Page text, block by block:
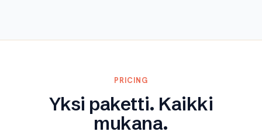
PRICING
Yksi paketti. Kaikki
mukana.